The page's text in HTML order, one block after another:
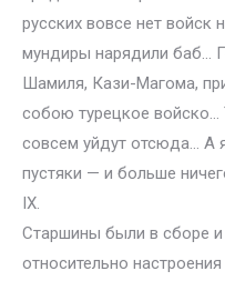
русских вовсе нет войск
мундиры нарядили баб…
Шамиля, Кази-Магома,
собою турецкое войско…
совсем уйдут отсюда… А
пустяки — и больше
IX.
Старшины были в сборе и
относительно